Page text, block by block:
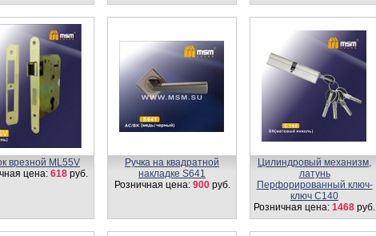
врезной ML55V
цена: 618руб.
Ручка на квадратной
накладке S641
Розничная цена: 900руб.
Цилиндровый механизм,
латунь
Перфорированный ключ-
ключ C140
Розничная цена: 1468 руб.